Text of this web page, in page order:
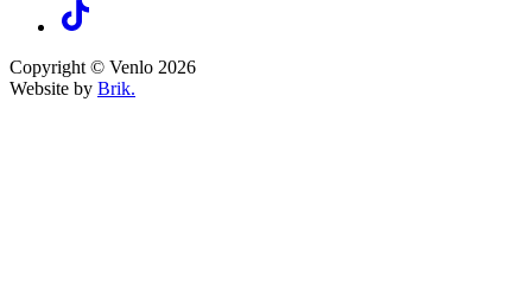
Copyright © Venlo 2026
Website by Brik.